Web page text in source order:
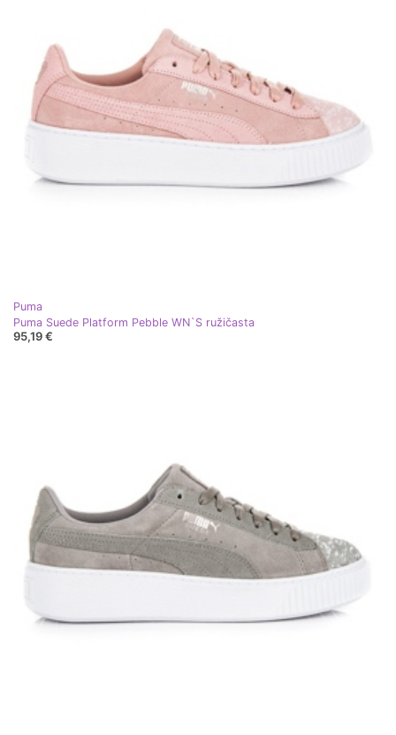
Puma
Puma Suede Platform Pebble WN`S ružičasta
95,19 €